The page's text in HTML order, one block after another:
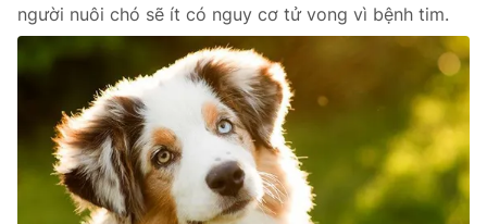
người nuôi chó sẽ ít có nguy cơ tử vong vì bệnh tim.